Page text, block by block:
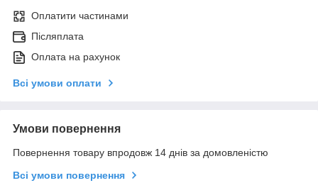
Оплатити частинами
Післяплата
Оплата на рахунок
Всі умови оплати
Умови повернення
Повернення товару впродовж 14 днів за домовленістю
Всі умови повернення